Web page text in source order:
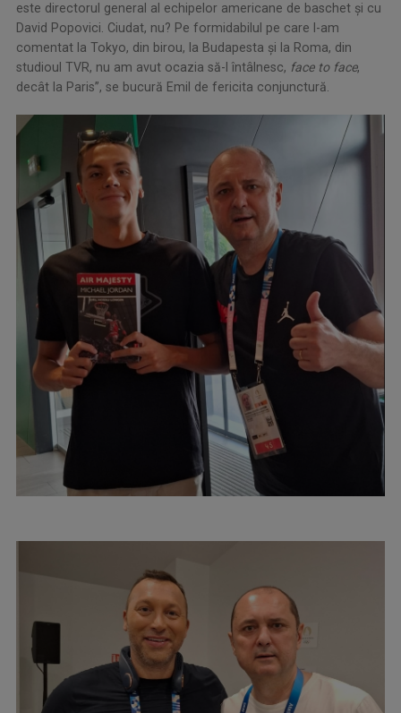
este directorul general al echipelor americane de baschet și cu
David Popovici. Ciudat, nu? Pe formidabilul pe care l-am
comentat la Tokyo, din birou, la Budapesta și la Roma, din
studioul TVR, nu am avut ocazia să-l întâlnesc, face to face,
decât la Paris”, se bucură Emil de fericita conjunctură.